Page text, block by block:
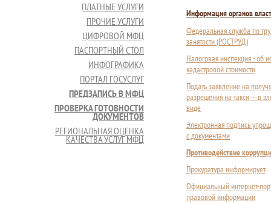
ПЛАТНЫЕ УСЛУГИ
ПРОЧИЕ УСЛУГИ
ЦИФРОВОЙ МФЦ
ПАСПОРТНЫЙ СТОЛ
ИНФОГРАФИКА
ПОРТАЛ ГОСУСЛУГ
ПРЕДЗАПИСЬ В МФЦ
ПРОВЕРКА ГОТОВНОСТИ
ДОКУМЕНТОВ
РЕГИОНАЛЬНАЯ ОЦЕНКА
КАЧЕСТВА УСЛУГ МФЦ
Информация органов
Федеральная служба по
занятости (РОСТРУД)
Налоговая инспекция - об
кадастровой стоимости
Подать заявление на
разрешения на такси — в
виде
Электронная подпись
с документами
Противодействие
Прокуратура информирует
Официальный интернет-
правовой информации